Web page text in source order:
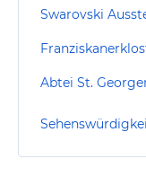
Swarovski
Abtei St.